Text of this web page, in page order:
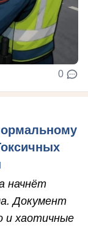
0
начнёт
Документ
и хаотичные